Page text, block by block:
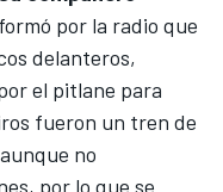
por la radio que
delanteros,
el pitlane para
fueron un tren de
no
por lo que se